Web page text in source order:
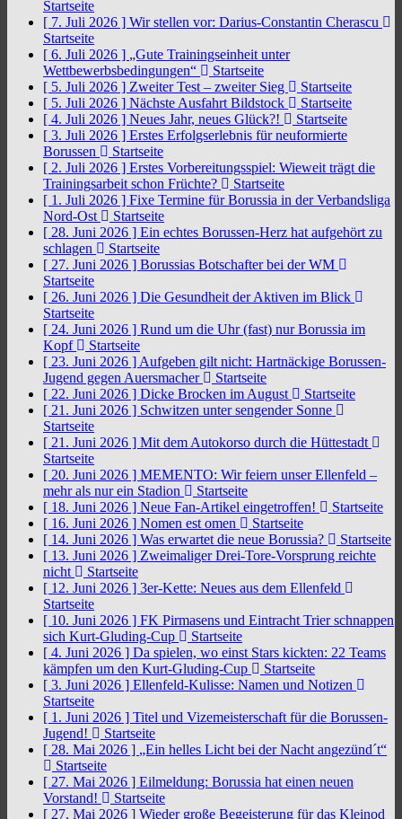
Startseite
[ 7. Juli 2026 ] Wir stellen vor: Darius-Constantin Cherascu
Startseite
[ 6. Juli 2026 ] „Gute Trainingseinheit unter
Wettbewerbsbedingungen“
Startseite
[ 5. Juli 2026 ] Zweiter Test – zweiter Sieg
Startseite
[ 5. Juli 2026 ] Nächste Ausfahrt Bildstock
Startseite
[ 4. Juli 2026 ] Neues Jahr, neues Glück?!
Startseite
[ 3. Juli 2026 ] Erstes Erfolgserlebnis für neuformierte
Borussen
Startseite
[ 2. Juli 2026 ] Erstes Vorbereitungsspiel: Wieweit trägt die
Trainingsarbeit schon Früchte?
Startseite
[ 1. Juli 2026 ] Fixe Termine für Borussia in der Verbandsliga
Nord-Ost
Startseite
[ 28. Juni 2026 ] Ein echtes Borussen-Herz hat aufgehört zu
schlagen
Startseite
[ 27. Juni 2026 ] Borussias Botschafter bei der WM
Startseite
[ 26. Juni 2026 ] Die Gesundheit der Aktiven im Blick
Startseite
[ 24. Juni 2026 ] Rund um die Uhr (fast) nur Borussia im
Kopf
Startseite
[ 23. Juni 2026 ] Aufgeben gilt nicht: Hartnäckige Borussen-
Jugend gegen Auersmacher
Startseite
[ 22. Juni 2026 ] Dicke Brocken im August
Startseite
[ 21. Juni 2026 ] Schwitzen unter sengender Sonne
Startseite
[ 21. Juni 2026 ] Mit dem Autokorso durch die Hüttestadt
Startseite
[ 20. Juni 2026 ] MEMENTO: Wir feiern unser Ellenfeld –
mehr als nur ein Stadion
Startseite
[ 18. Juni 2026 ] Neue Fan-Artikel eingetroffen!
Startseite
[ 16. Juni 2026 ] Nomen est omen
Startseite
[ 14. Juni 2026 ] Was erwartet die neue Borussia?
Startseite
[ 13. Juni 2026 ] Zweimaliger Drei-Tore-Vorsprung reichte
nicht
Startseite
[ 12. Juni 2026 ] 3er-Kette: Neues aus dem Ellenfeld
Startseite
[ 10. Juni 2026 ] FK Pirmasens und Eintracht Trier schnappen
sich Kurt-Gluding-Cup
Startseite
[ 4. Juni 2026 ] Da spielen, wo einst Stars kickten: 22 Teams
kämpfen um den Kurt-Gluding-Cup
Startseite
[ 3. Juni 2026 ] Ellenfeld-Kulisse: Namen und Notizen
Startseite
[ 1. Juni 2026 ] Titel und Vizemeisterschaft für die Borussen-
Jugend!
Startseite
[ 28. Mai 2026 ] „Ein helles Licht bei der Nacht angezünd´t“
Startseite
[ 27. Mai 2026 ] Eilmeldung: Borussia hat einen neuen
Vorstand!
Startseite
[ 27. Mai 2026 ] Wieder große Begeisterung für das Kleinod